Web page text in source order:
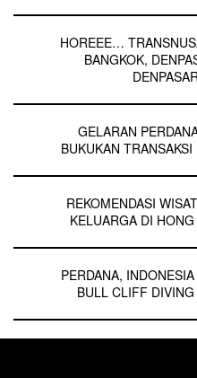
HOREEE…
BANGKOK,
GELARAN
BUKUKAN
REKOMENDASI
KELUARGA DI
PERDANA,
BULL CLIFF